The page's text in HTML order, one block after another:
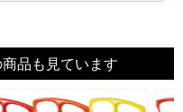
品も見ています